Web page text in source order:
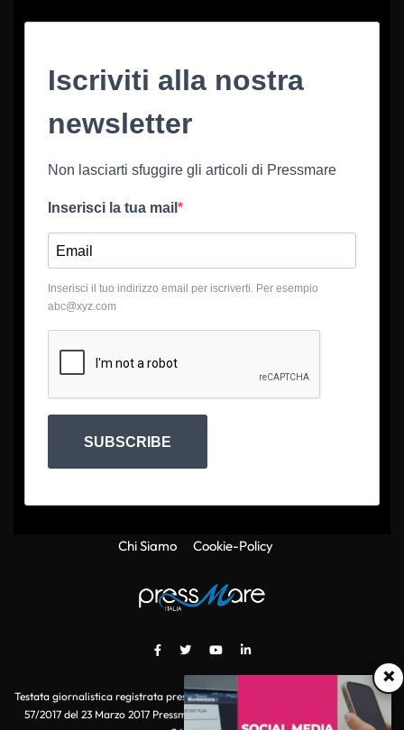
×
Iscriviti alla nostra
newsletter
Non lasciarti sfuggire gli articoli di Pressmare
Inserisci la tua mail
Inserisci il tuo indirizzo email per iscriverti. Per esempio
abc@xyz.com
SUBSCRIBE
Chi Siamo Cookie-Policy
Testata giornalistica registrata presso il Tribunale di Roma con autorizzazione
57/2017 del 23 Marzo 2017 Pressmare.it è un marchio di S.P.E.N. Srl - P.IVA